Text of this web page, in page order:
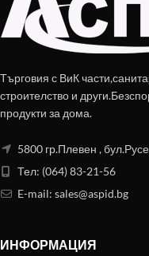
Търговия с ВиК
строителство и
продукти за дома.
5800 гр.Плевен ,
Тел: (064) 83-21-56
E-mail: sales@aspid.bg
ИНФОРМАЦИЯ